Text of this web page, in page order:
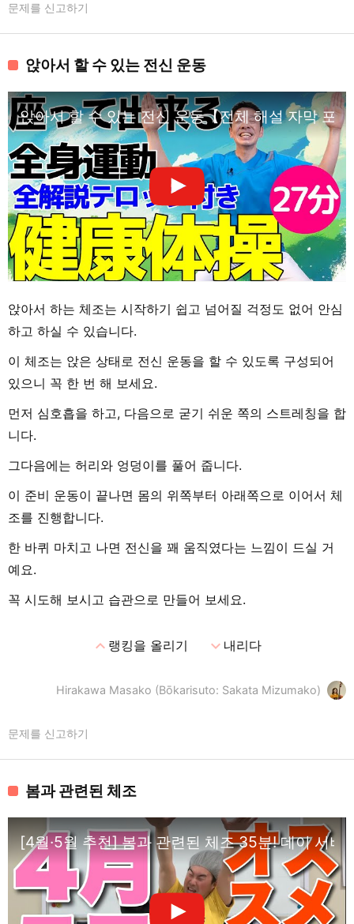
문제를 신고하기
앉아서 할 수 있는 전신 운동
앉아서 할 수 있는 전신 운동【전체 해설 자막 포
앉아서 하는 체조는 시작하기 쉽고 넘어질 걱정도 없어 안심
하고 하실 수 있습니다.
이 체조는 앉은 상태로 전신 운동을 할 수 있도록 구성되어
있으니 꼭 한 번 해 보세요.
먼저 심호흡을 하고, 다음으로 굳기 쉬운 쪽의 스트레칭을 합
니다.
그다음에는 허리와 엉덩이를 풀어 줍니다.
이 준비 운동이 끝나면 몸의 위쪽부터 아래쪽으로 이어서 체
조를 진행합니다.
한 바퀴 마치고 나면 전신을 꽤 움직였다는 느낌이 드실 거
예요.
꼭 시도해 보시고 습관으로 만들어 보세요.
expand_less랭킹을 올리기 expand_more내리다
Hirakawa Masako (Bōkarisuto: Sakata Mizumako)
문제를 신고하기
봄과 관련된 체조
[4월·5월 추천] 봄과 관련된 체조 35분! 데이 서비